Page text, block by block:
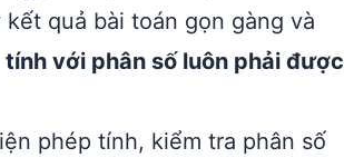
quả bài toán gọn gàng và
với phân số luôn phải được
phép tính, kiểm tra phân số